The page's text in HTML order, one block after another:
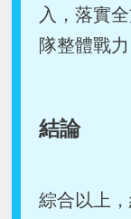
入，落實
隊整體戰力
結論
綜合以上